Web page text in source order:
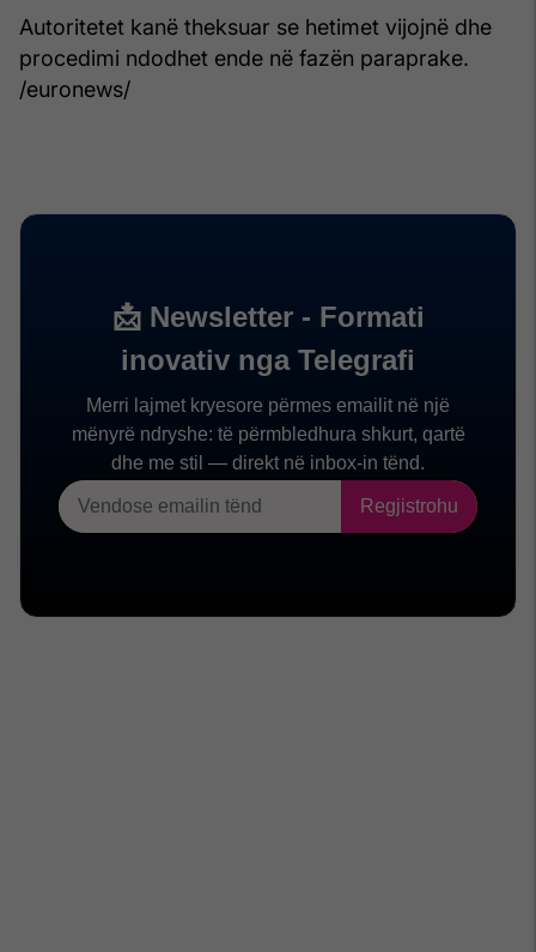
Autoritetet kanë theksuar se hetimet vijojnë dhe
procedimi ndodhet ende në fazën paraprake.
/euronews/